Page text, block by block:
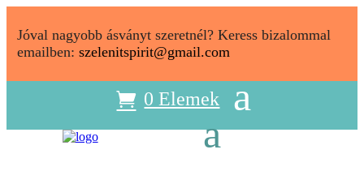
Jóval nagyobb ásványt szeretnél? Keress bizalommal
emailben: szelenitspirit@gmail.com
0 Elemek